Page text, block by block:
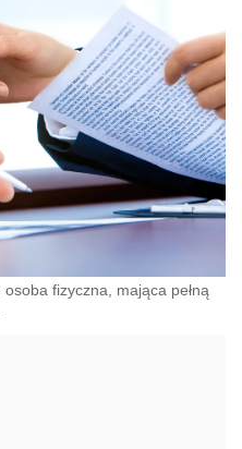
fizyczna, mająca pełną